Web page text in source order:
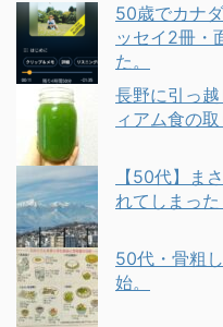
50歳でカナ
ッセイ2冊・
た。
長野に引っ
ィアム食の取
【50代】ま
れてしまった
50代・骨粗
始。